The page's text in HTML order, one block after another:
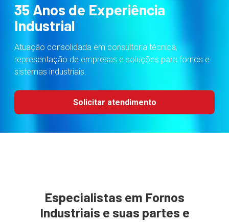
35 Anos de Experiência
Industrial
Atuação consolidada em consultoria técnica,
representação de empresas e soluções para fornos e
sistemas industriais.
Solicitar atendimento
Especialistas em Fornos
Industriais e suas partes e